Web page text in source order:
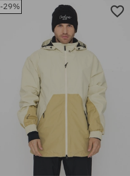
Mărimi existente:
152; 163; 175
-29%